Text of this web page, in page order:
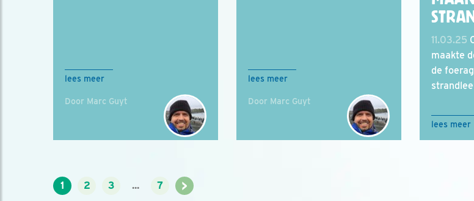
lees meer
Door Marc Guyt
lees meer
Door Marc Guyt
11.03.25
maakte
de
lees meer
1 2 3 ... 7 >